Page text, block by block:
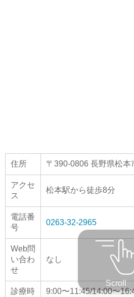
住所 〒390-0806 長野県松本
アクセ
ス
松本駅から徒歩8分
電話番
号
0263-32-2965
Web問
い合わ
せ
なし
診療時
9:00〜11:45/14:00〜
Scroll